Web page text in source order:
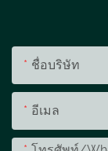
ชื่อบริษัท
อีเมล